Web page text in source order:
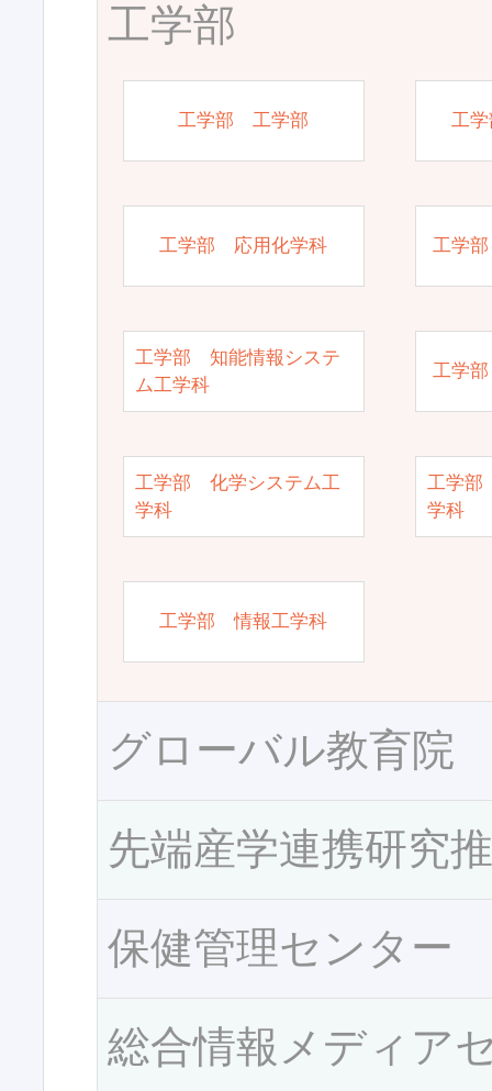
工学部
工学部 工学部 工
工学部 応用化学科 工学
工学部 知能情報システ
ム工学科
工学
工学部 化学システム工
学科
工学部
学科
工学部 情報工学科
グローバル教育院
先端産学連携研究
保健管理センター
総合情報メディア